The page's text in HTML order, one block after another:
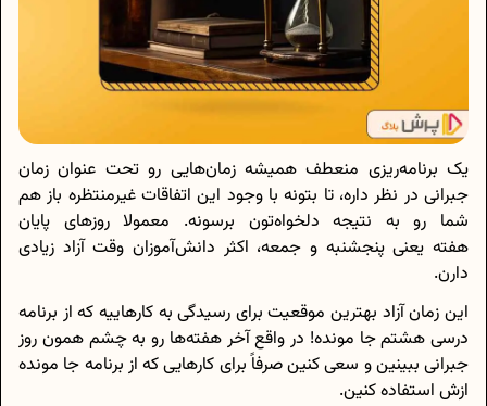
یک برنامه‌ریزی منعطف همیشه زمان‌هایی رو تحت عنوان زمان
جبرانی در نظر داره، تا بتونه با وجود این اتفاقات غیرمنتظره باز هم
شما رو به نتیجه دلخواه‌تون برسونه. معمولا روزهای پایان
هفته یعنی پنجشنبه و جمعه، اکثر دانش‌آموزان وقت آزاد زیادی
دارن.
این زمان آزاد بهترین موقعیت برای رسیدگی به کارهاییه که از برنامه
درسی هشتم جا مونده! در واقع آخر هفته‌ها رو به چشم همون روز
جبرانی ببینین و سعی کنین صرفاً برای کارهایی که از برنامه جا مونده
ازش استفاده کنین.